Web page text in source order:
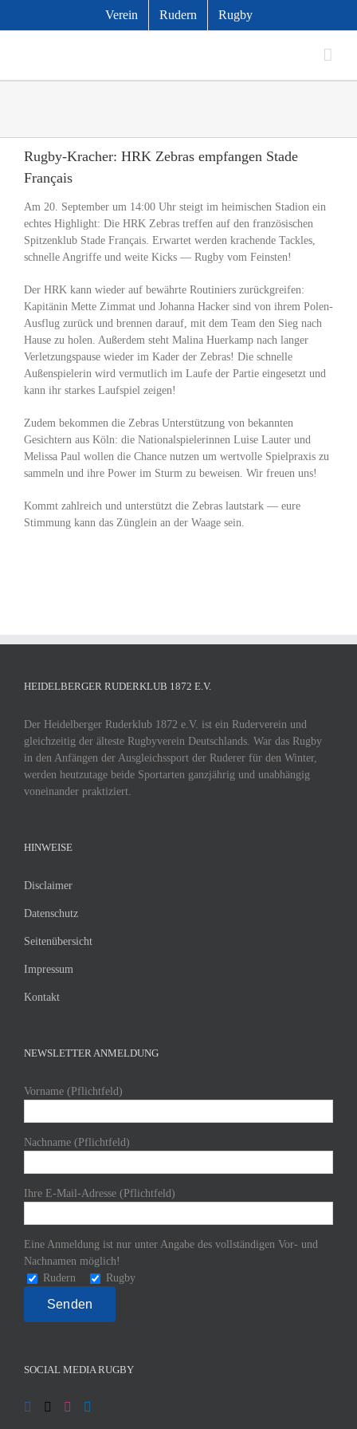
Verein Rudern Rugby
Rugby-Kracher: HRK Zebras empfangen Stade
Français
Am 20. September um 14:00 Uhr steigt im heimischen Stadion ein
echtes Highlight: Die HRK Zebras treffen auf den französischen
Spitzenklub Stade Français. Erwartet werden krachende Tackles,
schnelle Angriffe und weite Kicks — Rugby vom Feinsten!
Der HRK kann wieder auf bewährte Routiniers zurückgreifen:
Kapitänin Mette Zimmat und Johanna Hacker sind von ihrem Polen-
Ausflug zurück und brennen darauf, mit dem Team den Sieg nach
Hause zu holen. Außerdem steht Malina Huerkamp nach langer
Verletzungspause wieder im Kader der Zebras! Die schnelle
Außenspielerin wird vermutlich im Laufe der Partie eingesetzt und
kann ihr starkes Laufspiel zeigen!
Zudem bekommen die Zebras Unterstützung von bekannten
Gesichtern aus Köln: die Nationalspielerinnen Luise Lauter und
Melissa Paul wollen die Chance nutzen um wertvolle Spielpraxis zu
sammeln und ihre Power im Sturm zu beweisen. Wir freuen uns!
Kommt zahlreich und unterstützt die Zebras lautstark — eure
Stimmung kann das Zünglein an der Waage sein.
HEIDELBERGER RUDERKLUB 1872 E.V.
Der Heidelberger Ruderklub 1872 e.V. ist ein Ruderverein und
gleichzeitig der älteste Rugbyverein Deutschlands. War das Rugby
in den Anfängen der Ausgleichssport der Ruderer für den Winter,
werden heutzutage beide Sportarten ganzjährig und unabhängig
voneinander praktiziert.
HINWEISE
Disclaimer
Datenschutz
Seitenübersicht
Impressum
Kontakt
NEWSLETTER ANMELDUNG
Vorname (Pflichtfeld)
Nachname (Pflichtfeld)
Ihre E-Mail-Adresse (Pflichtfeld)
Eine Anmeldung ist nur unter Angabe des vollständigen Vor- und
Nachnamen möglich!
Rudern
Rugby
SOCIAL MEDIA RUGBY